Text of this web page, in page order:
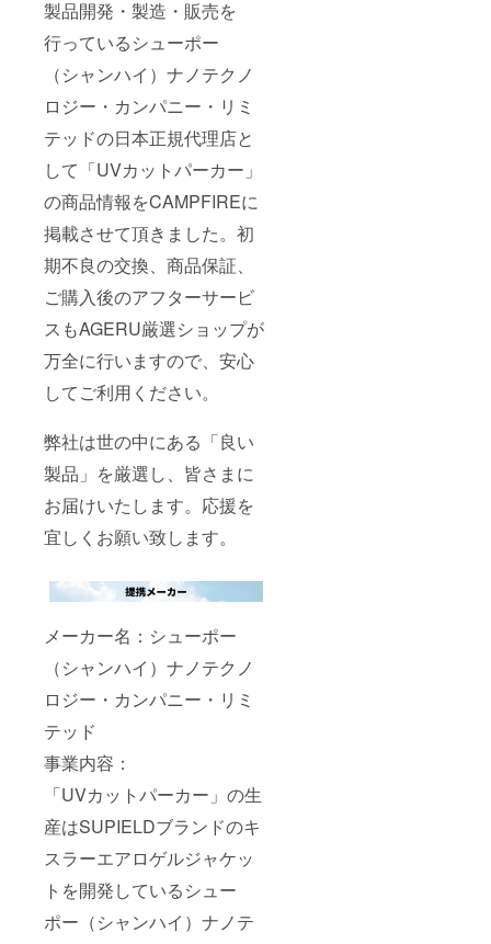
製品開発・製造・販売を
行っているシューポー
（シャンハイ）ナノテクノ
ロジー・カンパニー・リミ
テッドの日本正規代理店と
して「UVカットパーカー」
の商品情報をCAMPFIREに
掲載させて頂きました。初
期不良の交換、商品保証、
ご購入後のアフターサービ
スもAGERU厳選ショップが
万全に行いますので、安心
してご利用ください。
弊社は世の中にある「良い
製品」を厳選し、皆さまに
お届けいたします。応援を
宜しくお願い致します。
メーカー名：シューポー
（シャンハイ）ナノテクノ
ロジー・カンパニー・リミ
テッド
事業内容：
「UVカットパーカー」の生
産はSUPIELDブランドのキ
スラーエアロゲルジャケッ
トを開発しているシュー
ポー（シャンハイ）ナノテ